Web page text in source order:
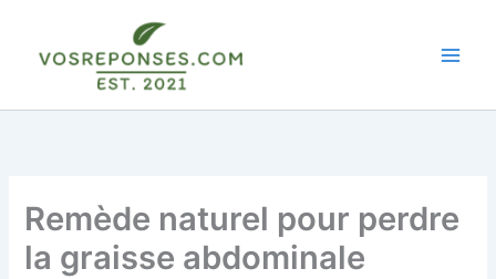
contenu
Remède naturel pour perdre
la graisse abdominale